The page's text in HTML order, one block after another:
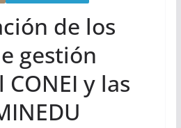
de los
gestión
y las